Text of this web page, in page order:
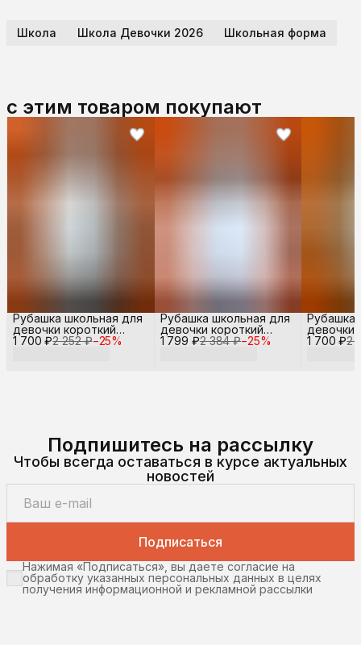
Школа Школа Девочки 2026 Школьная форма
с этим товаром покупают
1 700 ₽2 252 ₽−25%
Рубашка школьная для
девочки короткий
рукав
1 799 ₽2 384 ₽−25%
Рубашка школьная для
девочки короткий
рукав
1 700 ₽2
Рубашка
девочки
рукав
Подпишитесь на рассылку
Чтобы всегда оставаться в курсе актуальных
новостей
Подписаться
Нажимая «Подписаться», вы даете согласие на
обработку указанных персональных данных в целях
получения информационной и рекламной рассылки